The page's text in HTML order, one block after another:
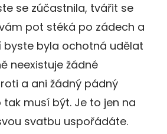
se zúčastnila, tvářit se
pot stéká po zádech a
byste byla ochotná udělat
neexistuje žádné
a ani žádný pádný
musí být. Je to jen na
svatbu uspořádáte.